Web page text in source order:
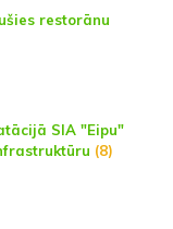
restorānu
SIA "Eipu"
(8)